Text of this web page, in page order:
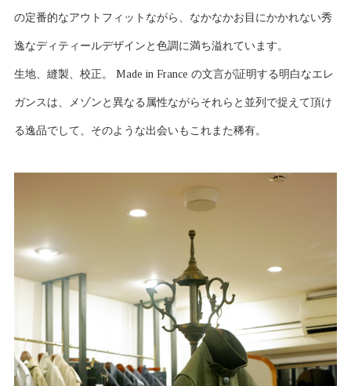
の定番的なアウトフィットながら、なかなかお目にかかれない秀
逸なディティールデザインと色調に満ち溢れています。
生地、縫製、校正。 Made in France の文言が証明する明白なエレ
ガンスは、メゾンと異なる属性ながらそれらと並列で捉えて頂け
る逸品でして、そのような出会いもこれまた稀有。